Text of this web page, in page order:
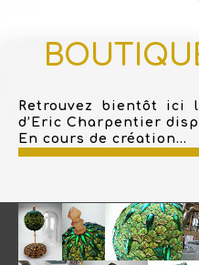
Retrouvez bientôt ici
d’Eric Charpentier
En cours de création...